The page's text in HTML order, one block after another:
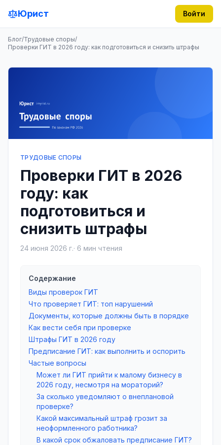
Юрист Войти
Блог/Трудовые споры/
Проверки ГИТ в 2026 году: как подготовиться и снизить штрафы
ТРУДОВЫЕ СПОРЫ
Проверки ГИТ в 2026
году: как
подготовиться и
снизить штрафы
24 июня 2026 г.· 6 мин чтения
Содержание
Виды проверок ГИТ
Что проверяет ГИТ: топ нарушений
Документы, которые должны быть в порядке
Как вести себя при проверке
Штрафы ГИТ в 2026 году
Предписание ГИТ: как выполнить и оспорить
Частые вопросы
Может ли ГИТ прийти к малому бизнесу в
2026 году, несмотря на мораторий?
За сколько уведомляют о внеплановой
проверке?
Какой максимальный штраф грозит за
неоформленного работника?
В какой срок обжаловать предписание ГИТ?